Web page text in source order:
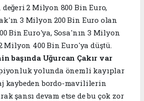
2 Milyon 800 Bin Euro,
3 Milyon 200 Bin Euro olan
Bin Euro'ya, Sosa'nın 3 Milyon
Milyon 400 Bin Euro'ya düştü.
başında Uğurcan Çakır var
yolunda önemli kayıplar
kaybeden bordo-mavililerin
şansı devam etse de bu çok zor